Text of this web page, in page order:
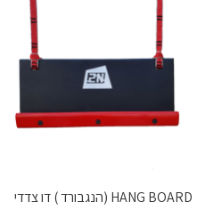
HANG BOARD (הנגבורד ) דו צדדי